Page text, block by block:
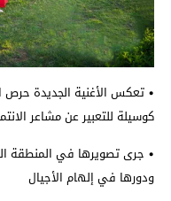
• تعكسالأغنية الجديدة حرص
كوسيلة للتعبير عن مشاعر
• جرىتصويرها في المنطقة
ودورها في إلهام الأجيال